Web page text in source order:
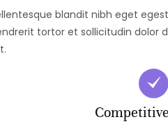
blandit nibh eget
tortor et sollicitudin dolor